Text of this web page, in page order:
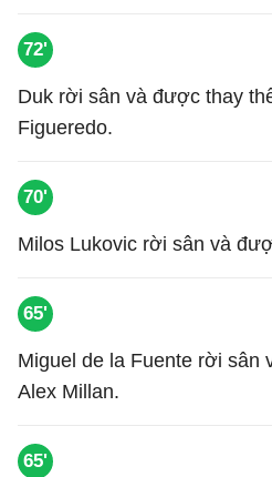
72'
Duk rời sân và được thay
Figueredo.
70'
Milos Lukovic rời sân và
65'
Miguel de la Fuente rời sân
Alex Millan.
65'